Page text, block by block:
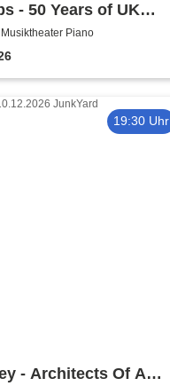
- 50 Years of UK
Piano
19:30 Uhr
- Architects Of A